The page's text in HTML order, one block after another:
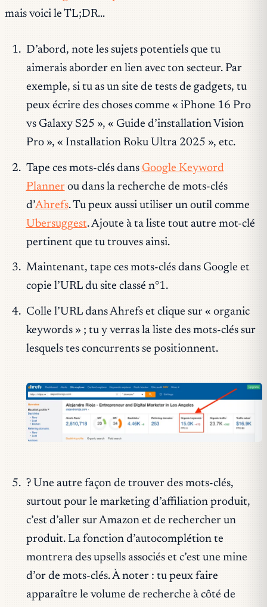
mais voici le TL;DR…
D’abord, note les sujets potentiels que tu
aimerais aborder en lien avec ton secteur. Par
exemple, si tu as un site de tests de gadgets, tu
peux écrire des choses comme « iPhone 16 Pro
vs Galaxy S25 », « Guide d’installation Vision
Pro », « Installation Roku Ultra 2025 », etc.
Tape ces mots-clés dans Google Keyword
Plannerou dans la recherche de mots-clés
d’Ahrefs. Tu peux aussi utiliser un outil comme
Ubersuggest. Ajoute à ta liste tout autre mot-clé
pertinent que tu trouves ainsi.
Maintenant, tape ces mots-clés dans Google et
copie l’URL du site classé n°1.
Colle l’URL dans Ahrefs et clique sur « organic
keywords » ; tu y verras la liste des mots-clés sur
lesquels tes concurrents se positionnent.
? Une autre façon de trouver des mots-clés,
surtout pour le marketing d’affiliation produit,
c’est d’aller sur Amazon et de rechercher un
produit. La fonction d’autocomplétion te
montrera des upsells associés et c’est une mine
d’or de mots-clés. À noter : tu peux faire
apparaître le volume de recherche à côté de